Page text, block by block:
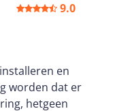
9.0
en
worden dat er
hetgeen